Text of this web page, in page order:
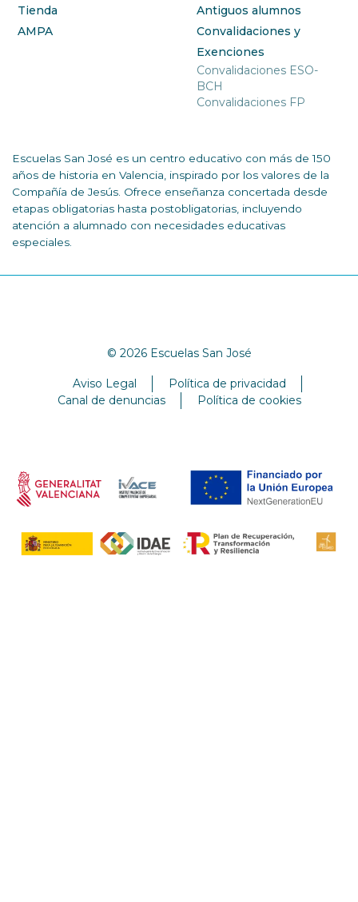
Tienda
AMPA
Antiguos alumnos
Convalidaciones y
Exenciones
Convalidaciones ESO-
BCH
Convalidaciones FP
Escuelas San José es un centro educativo con más de 150
años de historia en Valencia, inspirado por los valores de la
Compañía de Jesús. Ofrece enseñanza concertada desde
etapas obligatorias hasta postobligatorias, incluyendo
atención a alumnado con necesidades educativas
especiales.
© 2026 Escuelas San José
Aviso Legal
Política de privacidad
Canal de denuncias
Política de cookies